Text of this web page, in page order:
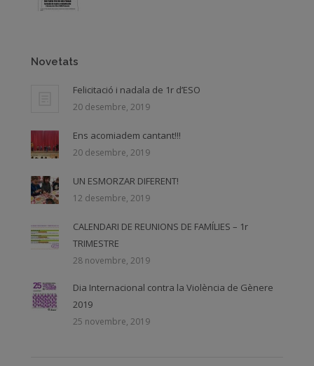
Novetats
Felicitació i nadala de 1r d’ESO
20 desembre, 2019
Ens acomiadem cantant!!!
20 desembre, 2019
UN ESMORZAR DIFERENT!
12 desembre, 2019
CALENDARI DE REUNIONS DE FAMÍLIES – 1r
TRIMESTRE
28 novembre, 2019
Dia Internacional contra la Violència de Gènere
2019
25 novembre, 2019